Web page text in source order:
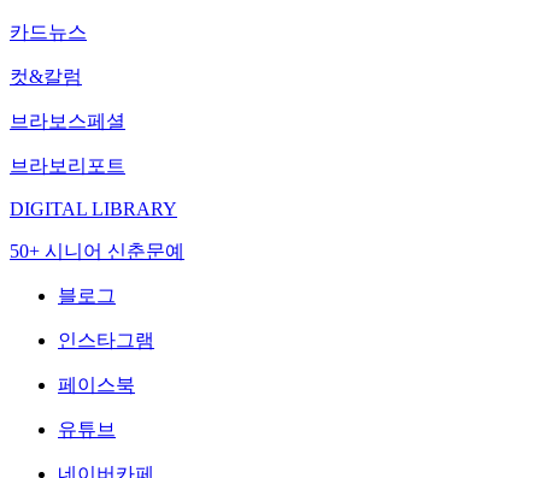
카드뉴스
컷&칼럼
브라보스페셜
브라보리포트
DIGITAL LIBRARY
50+ 시니어 신춘문예
블로그
인스타그램
페이스북
유튜브